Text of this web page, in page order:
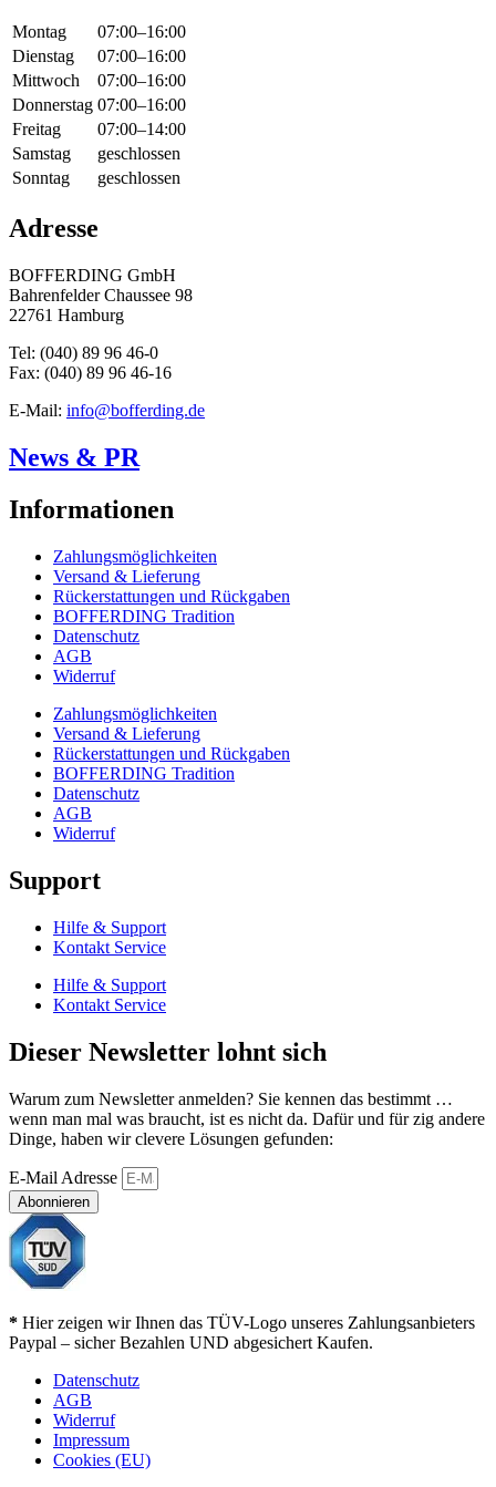
Montag
07:00–16:00
Dienstag
07:00–16:00
Mittwoch
07:00–16:00
Donnerstag 07:00–16:00
Freitag
07:00–14:00
Samstag
geschlossen
Sonntag
geschlossen
Adresse
BOFFERDING GmbH
Bahrenfelder Chaussee 98
22761 Hamburg
Tel: (040) 89 96 46-0
Fax: (040) 89 96 46-16
E-Mail: info@bofferding.de
News & PR
Informationen
Zahlungsmöglichkeiten
Versand & Lieferung
Rückerstattungen und Rückgaben
BOFFERDING Tradition
Datenschutz
AGB
Widerruf
Zahlungsmöglichkeiten
Versand & Lieferung
Rückerstattungen und Rückgaben
BOFFERDING Tradition
Datenschutz
AGB
Widerruf
Support
Hilfe & Support
Kontakt Service
Hilfe & Support
Kontakt Service
Dieser Newsletter lohnt sich
Warum zum Newsletter anmelden? Sie kennen das bestimmt …
wenn man mal was braucht, ist es nicht da. Dafür und für zig andere
Dinge, haben wir clevere Lösungen gefunden:
E-Mail Adresse
Abonnieren
* Hier zeigen wir Ihnen das TÜV-Logo unseres Zahlungsanbieters
Paypal – sicher Bezahlen UND abgesichert Kaufen.
Datenschutz
AGB
Widerruf
Impressum
Cookies (EU)